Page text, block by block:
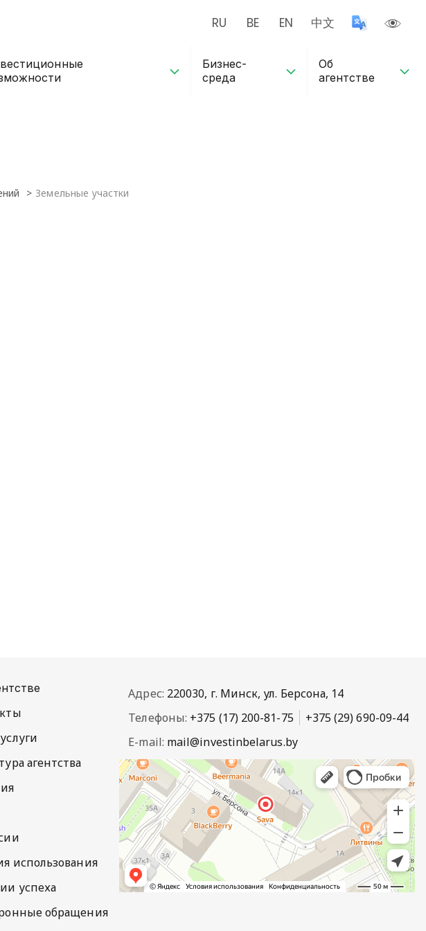
RU BE EN 中文
Бизнес-
среда
Об
агентстве
Земельные участки
агентства
использования
успеха
обращения
Адрес: 220030, г. Минск, ул. Берсона, 14
Телефоны: +375 (17) 200-81-75
+375 (29) 690-09-44
E-mail: mail@investinbelarus.by